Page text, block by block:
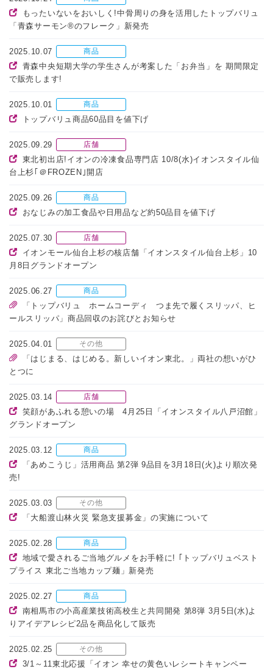
もったいないをおいしく!中骨周りの身を活用したトップバリュ
「青森サーモン®のフレーク」新発売
2025.10.07 商品
青森中央短期大学の学生さんが考案した「お弁当」を 期間限定
で販売します!
2025.10.01 商品
トップバリュ商品60品目を値下げ
2025.09.29 店舗
東北初出店!イオンの冷凍食品専門店 10/8(水)イオンスタイル仙
台上杉｢＠FROZEN｣開店
2025.09.26 商品
おなじみの加工食品や日用品など約50品目を値下げ
2025.07.30 店舗
イオンモール仙台上杉の核店舗「イオンスタイル仙台上杉」10
月8日グランドオープン
2025.06.27 商品
「トップバリュ ホームコーディ つま先で履くスリッパ、ヒ
ールスリッパ」商品回収のお詫びとお知らせ
2025.04.01 その他
「はじまる、はじめる。新しいイオン東北。」両社の想いがひ
とつに
2025.03.14 店舗
笑顔があふれる憩いの場 4月25日「イオンスタイル八戸沼館」
グランドオープン
2025.03.12 商品
「あめこうじ」活用商品 第2弾 9品目を3月18日(火)より順次発
売!
2025.03.03 その他
「大船渡山林火災 緊急支援募金」の実施について
2025.02.28 商品
地域で愛されるご当地グルメをお手軽に! ｢トップバリュベスト
プライス 東北ご当地カップ麺」新発売
2025.02.27 商品
南相馬市の小高産業技術高校生と共同開発 第8弾 3月5日(水)よ
りアイデアレシピ2品を商品化して販売
2025.02.25 その他
3/1～11東北応援「イオン 幸せの黄色いレシートキャンペー